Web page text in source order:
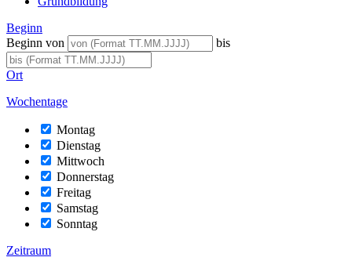
Beginn
Beginn von
bis
Ort
Wochentage
Montag
Dienstag
Mittwoch
Donnerstag
Freitag
Samstag
Sonntag
Zeitraum